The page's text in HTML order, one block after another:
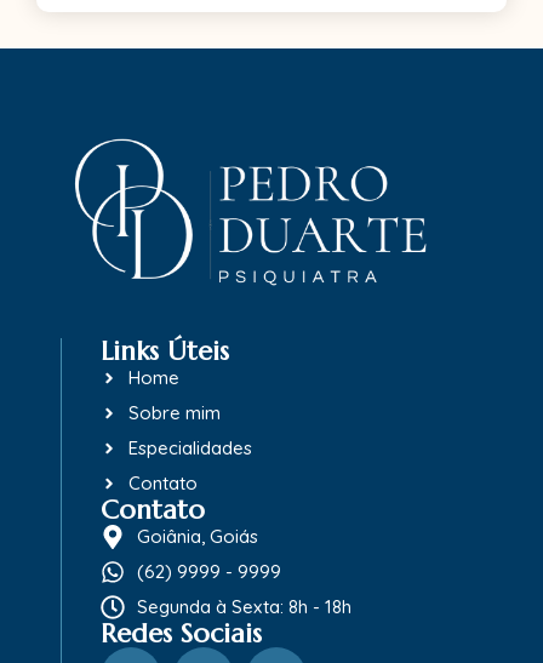
Links Úteis
Home
Sobre mim
Especialidades
Contato
Contato
Goiânia, Goiás
(62) 9999 - 9999
Segunda à Sexta: 8h - 18h
Redes Sociais